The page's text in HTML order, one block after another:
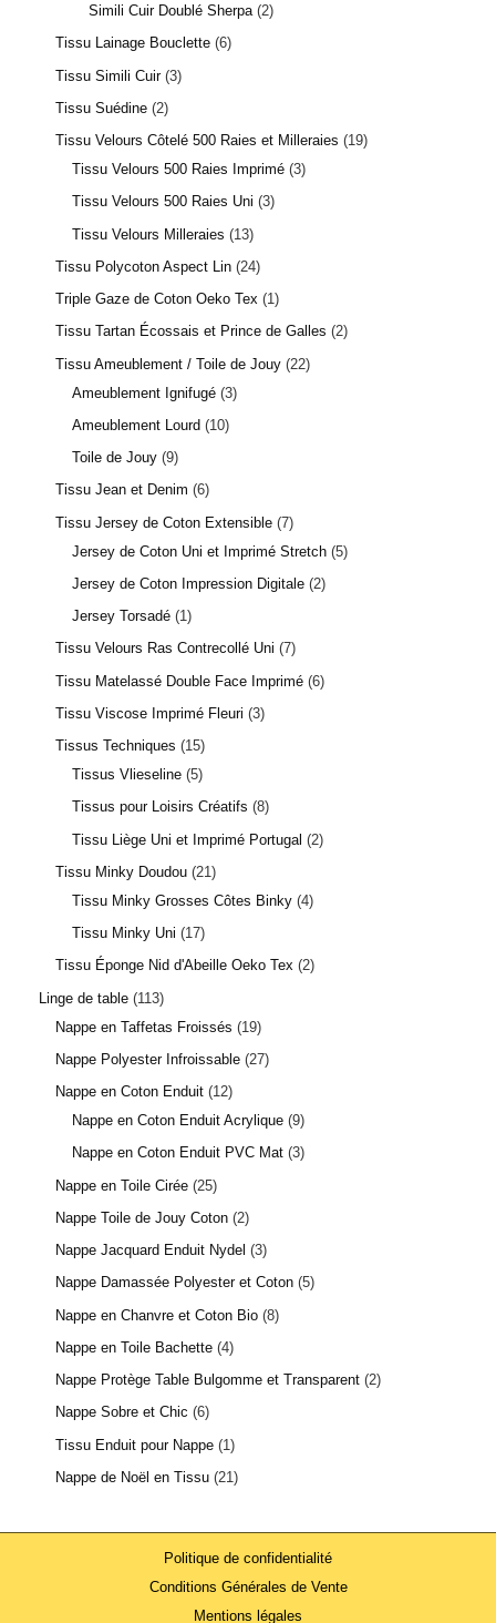
Simili Cuir Doublé Sherpa 2
Tissu Lainage Bouclette 6
Tissu Simili Cuir 3
Tissu Suédine 2
Tissu Velours Côtelé 500 Raies et Milleraies
19
Tissu Velours 500 Raies Imprimé 3
Tissu Velours 500 Raies Uni 3
Tissu Velours Milleraies
13
Tissu Polycoton Aspect Lin 24
Triple Gaze de Coton Oeko Tex
1
Tissu Tartan Écossais et Prince de Galles 2
Tissu Ameublement / Toile de Jouy 22
Ameublement Ignifugé 3
Ameublement Lourd
10
Toile de Jouy 9
Tissu Jean et Denim 6
Tissu Jersey de Coton Extensible 7
Jersey de Coton Uni et Imprimé Stretch 5
Jersey de Coton Impression Digitale 2
Jersey Torsadé 1
Tissu Velours Ras Contrecollé Uni 7
Tissu Matelassé Double Face Imprimé 6
Tissu Viscose Imprimé Fleuri 3
Tissus Techniques
15
Tissus Vlieseline 5
Tissus pour Loisirs Créatifs 8
Tissu Liège Uni et Imprimé Portugal
2
Tissu Minky Doudou 21
Tissu Minky Grosses Côtes Binky 4
Tissu Minky Uni
17
Tissu Éponge Nid d'Abeille Oeko Tex 2
Linge de table 113
Nappe en Taffetas Froissés
19
Nappe Polyester Infroissable 27
Nappe en Coton Enduit 12
Nappe en Coton Enduit Acrylique 9
Nappe en Coton Enduit PVC Mat 3
Nappe en Toile Cirée 25
Nappe Toile de Jouy Coton 2
Nappe Jacquard Enduit Nydel
3
Nappe Damassée Polyester et Coton 5
Nappe en Chanvre et Coton Bio 8
Nappe en Toile Bachette 4
Nappe Protège Table Bulgomme et Transparent 2
Nappe Sobre et Chic 6
Tissu Enduit pour Nappe 1
Nappe de Noël en Tissu 21
Politique de confidentialité
Conditions Générales de Vente
Mentions légales